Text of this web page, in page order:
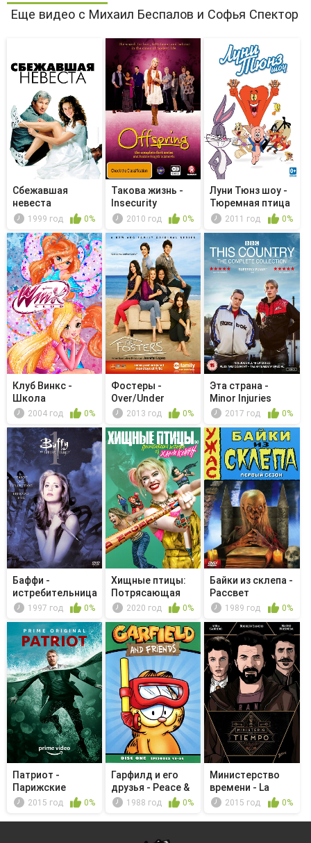
Еще видео с Михаил Беспалов и Софья Спектор
Сбежавшая
невеста
1999 год 0%
Такова жизнь -
Insecurity
2010 год 0%
Луни Тюнз шоу -
Тюремная птица
и тюре...
2011 год 0%
Клуб Винкс -
Школа
волшебниц -
2004 год 0%
Фостеры -
Over/Under
2013 год 0%
Эта страна -
Minor Injuries
2017 год 0%
Баффи -
истребительница
вампиров - Бе...
1997 год 0%
Хищные птицы:
Потрясающая
история Хар...
2020 год 0%
Байки из склепа -
Рассвет
1989 год 0%
Патриот -
Парижские
пистолеты
2015 год 0%
Гарфилд и его
друзья - Peace &
Quiet/...
1988 год 0%
Министерство
времени - La
leyenda del...
2015 год 0%